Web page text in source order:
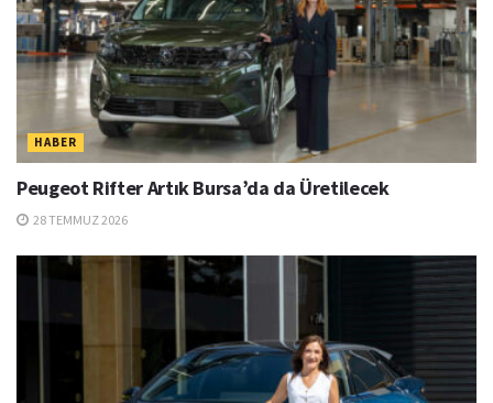
HABER
Peugeot Rifter Artık Bursa’da da Üretilecek
28 TEMMUZ 2026